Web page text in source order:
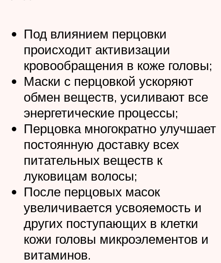
Под влиянием перцовки
происходит активизации
кровообращения в коже головы;
Маски с перцовкой ускоряют
обмен веществ, усиливают все
энергетические процессы;
Перцовка многократно улучшает
постоянную доставку всех
питательных веществ к
луковицам волосы;
После перцовых масок
увеличивается усвояемость и
других поступающих в клетки
кожи головы микроэлементов и
витаминов.